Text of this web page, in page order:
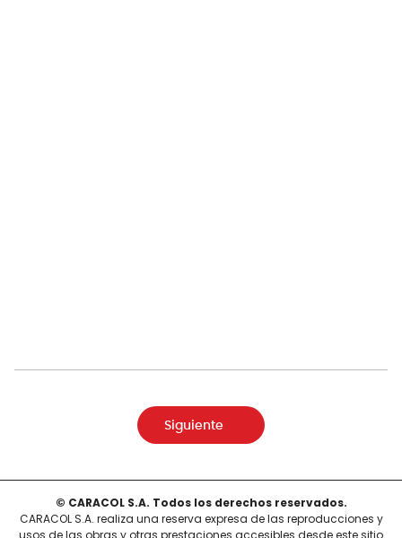
Siguiente
© CARACOL S.A. Todos los derechos reservados.
CARACOL S.A. realiza una reserva expresa de las reproducciones y
usos de las obras y otras prestaciones accesibles desde este sitio